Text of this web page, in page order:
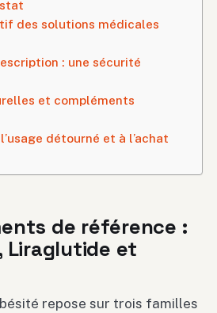
des solutions médicales
: une sécurité
et compléments
détourné et à l’achat
de référence :
Liraglutide et
repose sur trois familles